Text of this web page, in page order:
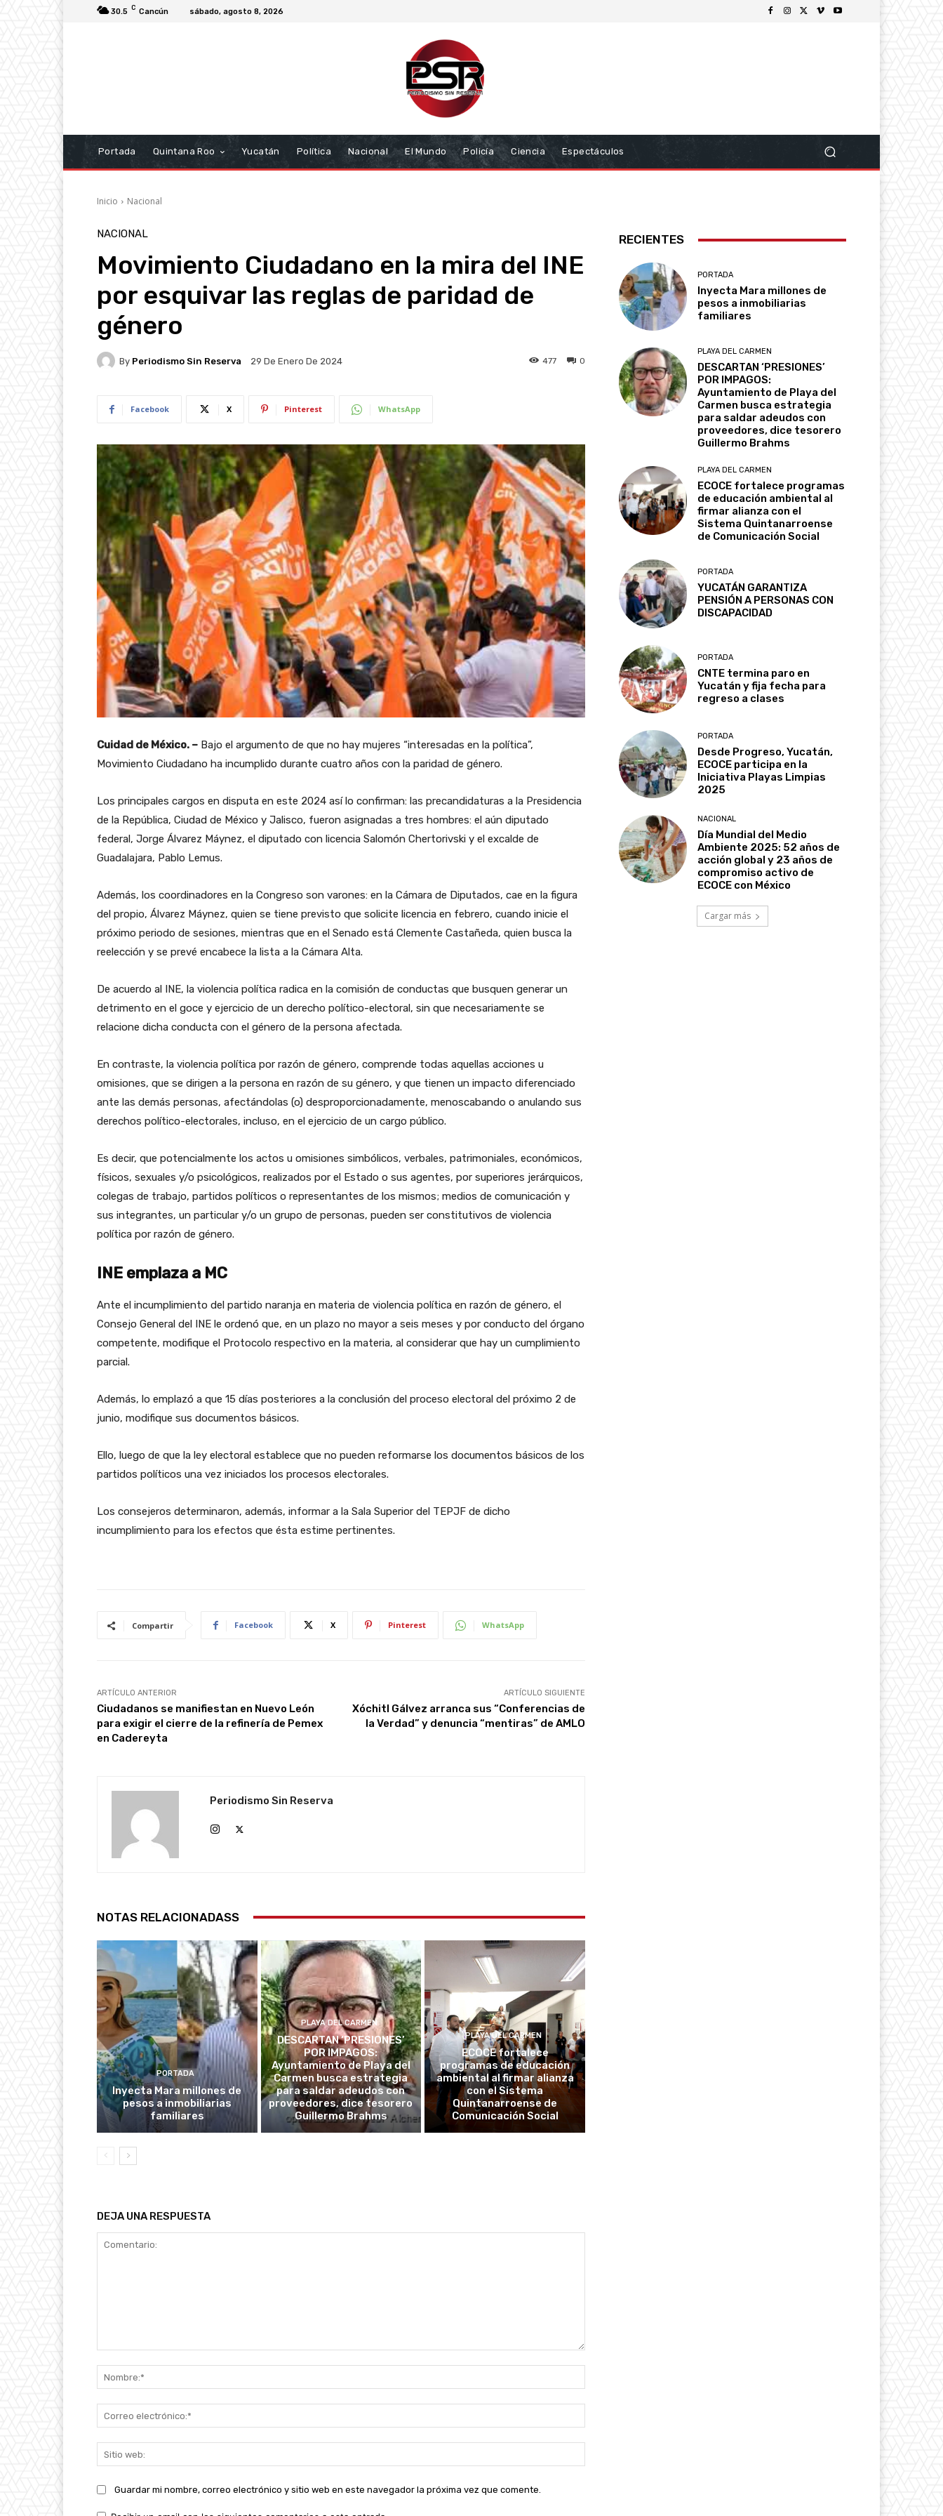
30.5 C Cancún sábado, agosto 8, 2026
Portada Quintana Roo Yucatán Política Nacional El Mundo Policía Ciencia Espectáculos
Inicio Nacional
NACIONAL
Movimiento Ciudadano en la mira del INE
por esquivar las reglas de paridad de
género
By Periodismo Sin Reserva 29 De Enero De 2024 0
477
Facebook X Pinterest WhatsApp
Cuidad de México. – Bajo el argumento de que no hay mujeres “interesadas en la política”,
Movimiento Ciudadano ha incumplido durante cuatro años con la paridad de género.
Los principales cargos en disputa en este 2024 así lo confirman: las precandidaturas a la Presidencia
de la República, Ciudad de México y Jalisco, fueron asignadas a tres hombres: el aún diputado
federal, Jorge Álvarez Máynez, el diputado con licencia Salomón Chertorivski y el excalde de
Guadalajara, Pablo Lemus.
Además, los coordinadores en la Congreso son varones: en la Cámara de Diputados, cae en la figura
del propio, Álvarez Máynez, quien se tiene previsto que solicite licencia en febrero, cuando inicie el
próximo periodo de sesiones, mientras que en el Senado está Clemente Castañeda, quien busca la
reelección y se prevé encabece la lista a la Cámara Alta.
De acuerdo al INE, la violencia política radica en la comisión de conductas que busquen generar un
detrimento en el goce y ejercicio de un derecho político-electoral, sin que necesariamente se
relacione dicha conducta con el género de la persona afectada.
En contraste, la violencia política por razón de género, comprende todas aquellas acciones u
omisiones, que se dirigen a la persona en razón de su género, y que tienen un impacto diferenciado
ante las demás personas, afectándolas (o) desproporcionadamente, menoscabando o anulando sus
derechos político-electorales, incluso, en el ejercicio de un cargo público.
Es decir, que potencialmente los actos u omisiones simbólicos, verbales, patrimoniales, económicos,
físicos, sexuales y/o psicológicos, realizados por el Estado o sus agentes, por superiores jerárquicos,
colegas de trabajo, partidos políticos o representantes de los mismos; medios de comunicación y
sus integrantes, un particular y/o un grupo de personas, pueden ser constitutivos de violencia
política por razón de género.
INE emplaza a MC
Ante el incumplimiento del partido naranja en materia de violencia política en razón de género, el
Consejo General del INE le ordenó que, en un plazo no mayor a seis meses y por conducto del órgano
competente, modifique el Protocolo respectivo en la materia, al considerar que hay un cumplimiento
parcial.
Además, lo emplazó a que 15 días posteriores a la conclusión del proceso electoral del próximo 2 de
junio, modifique sus documentos básicos.
Ello, luego de que la ley electoral establece que no pueden reformarse los documentos básicos de los
partidos políticos una vez iniciados los procesos electorales.
Los consejeros determinaron, además, informar a la Sala Superior del TEPJF de dicho
incumplimiento para los efectos que ésta estime pertinentes.
Compartir Facebook X Pinterest WhatsApp
ARTÍCULO ANTERIOR
Ciudadanos se manifiestan en Nuevo León
para exigir el cierre de la refinería de Pemex
en Cadereyta
ARTÍCULO SIGUIENTE
Xóchitl Gálvez arranca sus “Conferencias de
la Verdad” y denuncia “mentiras” de AMLO
Periodismo Sin Reserva
NOTAS RELACIONADASS
PORTADA
Inyecta Mara millones de
pesos a inmobiliarias
familiares
PLAYA DEL CARMEN
DESCARTAN ‘PRESIONES’
POR IMPAGOS:
Ayuntamiento de Playa del
Carmen busca estrategia
para saldar adeudos con
proveedores, dice tesorero
Guillermo Brahms
PLAYA DEL CARMEN
ECOCE fortalece
programas de educación
ambiental al firmar alianza
con el Sistema
Quintanarroense de
Comunicación Social
DEJA UNA RESPUESTA
electrónico:*
web:
Guardar mi nombre, correo electrónico y sitio web en este navegador la próxima vez que comente.
RECIENTES
PORTADA
Inyecta Mara millones de
pesos a inmobiliarias
familiares
PLAYA DEL CARMEN
DESCARTAN ‘PRESIONES’
POR IMPAGOS:
Ayuntamiento de Playa del
Carmen busca estrategia
para saldar adeudos con
proveedores, dice tesorero
Guillermo Brahms
PLAYA DEL CARMEN
ECOCE fortalece programas
de educación ambiental al
firmar alianza con el
Sistema Quintanarroense
de Comunicación Social
PORTADA
YUCATÁN GARANTIZA
PENSIÓN A PERSONAS CON
DISCAPACIDAD
PORTADA
CNTE termina paro en
Yucatán y fija fecha para
regreso a clases
PORTADA
Desde Progreso, Yucatán,
ECOCE participa en la
Iniciativa Playas Limpias
2025
NACIONAL
Día Mundial del Medio
Ambiente 2025: 52 años de
acción global y 23 años de
compromiso activo de
ECOCE con México
Cargar más